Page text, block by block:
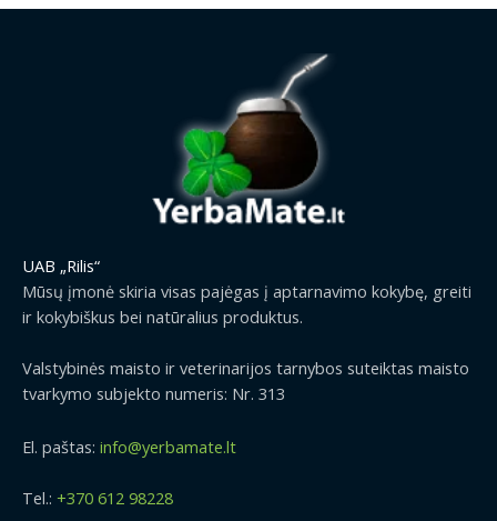
UAB „Rilis“
Mūsų įmonė skiria visas pajėgas į aptarnavimo kokybę, greiti
ir kokybiškus bei natūralius produktus.
Valstybinės maisto ir veterinarijos tarnybos suteiktas maisto
tvarkymo subjekto numeris: Nr. 313
El. paštas: info@yerbamate.lt
Tel.: +370 612 98228